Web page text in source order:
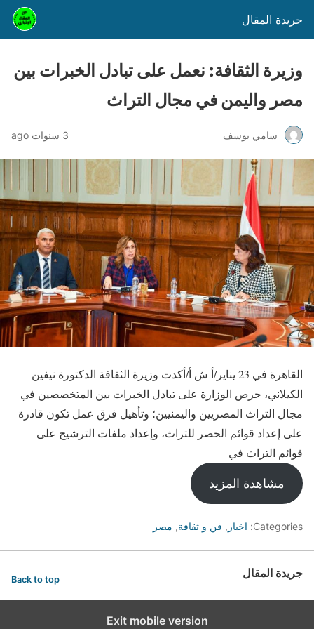
جريدة المقال
وزيرة الثقافة: نعمل على تبادل الخبرات بين
مصر واليمن في مجال التراث
سامي يوسف 3 سنوات ago
القاهرة في 23 يناير/أ ش أ/أكدت وزيرة الثقافة الدكتورة نيفين
الكيلاني، حرص الوزارة على تبادل الخبرات بين المتخصصين في
مجال التراث المصريين واليمنيين؛ وتأهيل فرق عمل تكون قادرة
على إعداد قوائم الحصر للتراث، وإعداد ملفات الترشيح على
قوائم التراث في
مشاهدة المزيد
Categories: اخبار , فن و ثقافة, مصر
جريدة المقال Back to top
Exit mobile version